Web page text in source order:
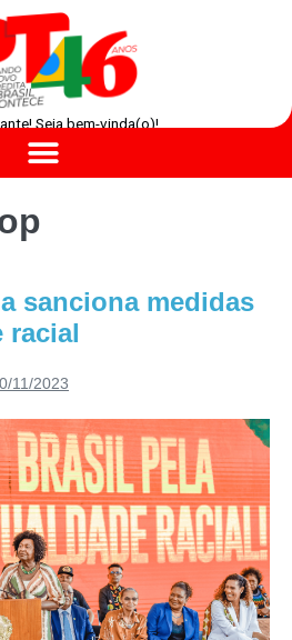
Seja bem-vinda(o)!
sanciona medidas
racial
11/2023